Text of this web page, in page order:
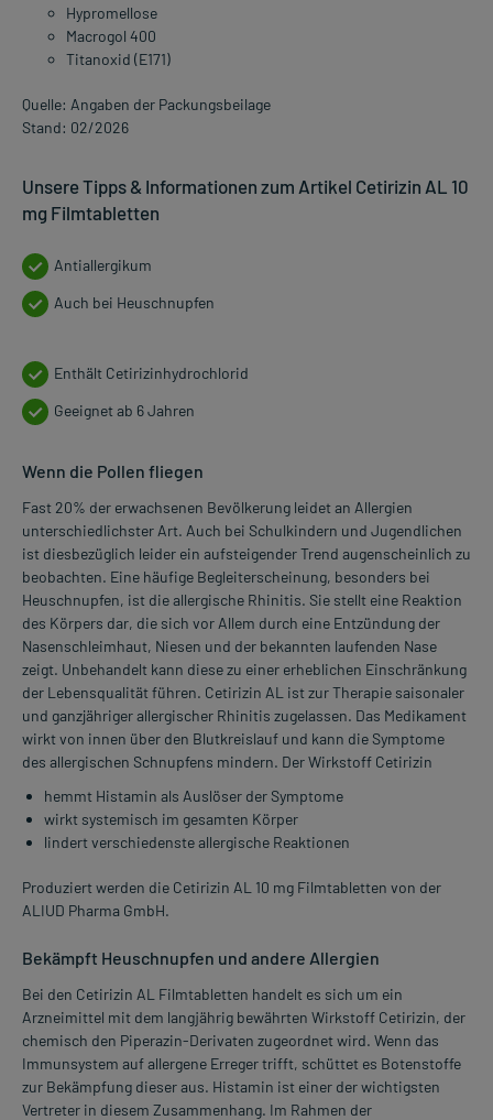
Hypromellose
Macrogol 400
Titanoxid (E171)
Quelle: Angaben der Packungsbeilage
Stand: 02/2026
Unsere Tipps & Informationen zum Artikel Cetirizin AL 10
mg Filmtabletten
Antiallergikum
Auch bei Heuschnupfen
Enthält Cetirizinhydrochlorid
Geeignet ab 6 Jahren
Wenn die Pollen fliegen
Fast 20% der erwachsenen Bevölkerung leidet an Allergien
unterschiedlichster Art. Auch bei Schulkindern und Jugendlichen
ist diesbezüglich leider ein aufsteigender Trend augenscheinlich zu
beobachten. Eine häufige Begleiterscheinung, besonders bei
Heuschnupfen, ist die allergische Rhinitis. Sie stellt eine Reaktion
des Körpers dar, die sich vor Allem durch eine Entzündung der
Nasenschleimhaut, Niesen und der bekannten laufenden Nase
zeigt. Unbehandelt kann diese zu einer erheblichen Einschränkung
der Lebensqualität führen. Cetirizin AL ist zur Therapie saisonaler
und ganzjähriger allergischer Rhinitis zugelassen. Das Medikament
wirkt von innen über den Blutkreislauf und kann die Symptome
des allergischen Schnupfens mindern. Der Wirkstoff Cetirizin
hemmt Histamin als Auslöser der Symptome
wirkt systemisch im gesamten Körper
lindert verschiedenste allergische Reaktionen
Produziert werden die Cetirizin AL 10 mg Filmtabletten von der
ALIUD Pharma GmbH.
Bekämpft Heuschnupfen und andere Allergien
Bei den Cetirizin AL Filmtabletten handelt es sich um ein
Arzneimittel mit dem langjährig bewährten Wirkstoff Cetirizin, der
chemisch den Piperazin-Derivaten zugeordnet wird. Wenn das
Immunsystem auf allergene Erreger trifft, schüttet es Botenstoffe
zur Bekämpfung dieser aus. Histamin ist einer der wichtigsten
Vertreter in diesem Zusammenhang. Im Rahmen der